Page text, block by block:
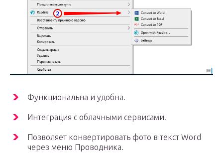
Функциональна и удобна.
Интеграция с облачными сервисами.
Позволяет конвертировать фото в текст Word
через меню Проводника.